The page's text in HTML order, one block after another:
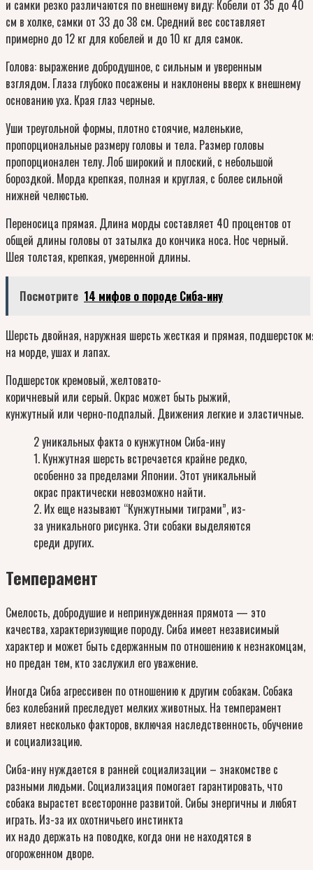
и самки резко различаются по внешнему виду: Кобели от 35 до 40
см в холке, самки от 33 до 38 см. Средний вес составляет
примерно до 12 кг для кобелей и до 10 кг для самок.
Голова: выражение добродушное, с сильным и уверенным
взглядом. Глаза глубоко посажены и наклонены вверх к внешнему
основанию уха. Края глаз черные.
Уши треугольной формы, плотно стоячие, маленькие,
пропорциональные размеру головы и тела. Размер головы
пропорционален телу. Лоб широкий и плоский, с небольшой
бороздкой. Морда крепкая, полная и круглая, с более сильной
нижней челюстью.
Переносица прямая. Длина морды составляет 40 процентов от
общей длины головы от затылка до кончика носа. Нос черный.
Шея толстая, крепкая, умеренной длины.
Посмотрите 14 мифов о породе Сиба-ину
Шерсть двойная, наружная шерсть жесткая и прямая, подшерсток
на морде, ушах и лапах.
Подшерсток кремовый, желтовато-
коричневый или серый. Окрас может быть рыжий,
кунжутный или черно-подпалый. Движения легкие и эластичные.
2 уникальных факта о кунжутном Сиба-ину
1. Кунжутная шерсть встречается крайне редко,
особенно за пределами Японии. Этот уникальный
окрас практически невозможно найти.
2. Их еще называют “Кунжутными тиграми”, из-
за уникального рисунка. Эти собаки выделяются
среди других.
Темперамент
Смелость, добродушие и непринужденная прямота — это
качества, характеризующие породу. Сиба имеет независимый
характер и может быть сдержанным по отношению к незнакомцам,
но предан тем, кто заслужил его уважение.
Иногда Сиба агрессивен по отношению к другим собакам. Собака
без колебаний преследует мелких животных. На темперамент
влияет несколько факторов, включая наследственность, обучение
и социализацию.
Сиба-ину нуждается в ранней социализации – знакомстве с
разными людьми. Социализация помогает гарантировать, что
собака вырастет всесторонне развитой. Сибы энергичны и любят
играть. Из-за их охотничьего инстинкта
их надо держать на поводке, когда они не находятся в
огороженном дворе.